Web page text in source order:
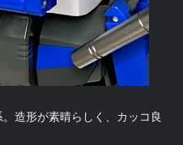
造形が素晴らしく、カッコ良